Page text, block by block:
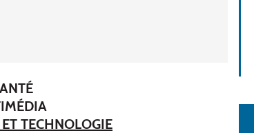
TECHNOLOGIE